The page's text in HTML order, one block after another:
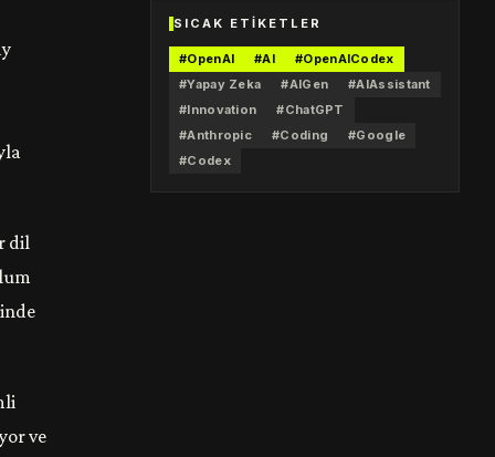
dil
ve
SICAK ETIKETLER
#OpenAI #AI
#OpenAICodex
#Yapay Zeka
#AIGen
#AIAssistant
#Innovation
#ChatGPT
#Anthropic
#Coding
#Google
#Codex